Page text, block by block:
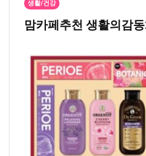
생활/건강
맘카페추천 ​생활의감동